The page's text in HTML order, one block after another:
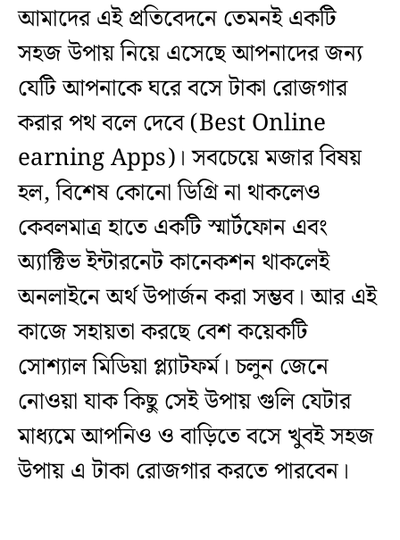
আমাদের এই প্রতিবেদনে তেমনই একটি
সহজ উপায় নিয়ে এসেছে আপনাদের জন্য
যেটি আপনাকে ঘরে বসে টাকা রোজগার
করার পথ বলে দেবে (Best Online
earning Apps)। সবচেয়ে মজার বিষয়
হল, বিশেষ কোনো ডিগ্রি না থাকলেও
কেবলমাত্র হাতে একটি স্মার্টফোন এবং
অ্যাক্টিভ ইন্টারনেট কানেকশন থাকলেই
অনলাইনে অর্থ উপার্জন করা সম্ভব। আর এই
কাজে সহায়তা করছে বেশ কয়েকটি
সোশ্যাল মিডিয়া প্ল্যাটফর্ম। চলুন জেনে
নোওয়া যাক কিছু সেই উপায় গুলি যেটার
মাধ্যমে আপনিও ও বাড়িতে বসে খুবই সহজ
উপায় এ টাকা রোজগার করতে পারবেন।